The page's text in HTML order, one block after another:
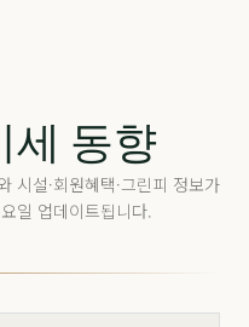
세 동향
시설·회원혜택·그린피 정보가
일 업데이트됩니다.